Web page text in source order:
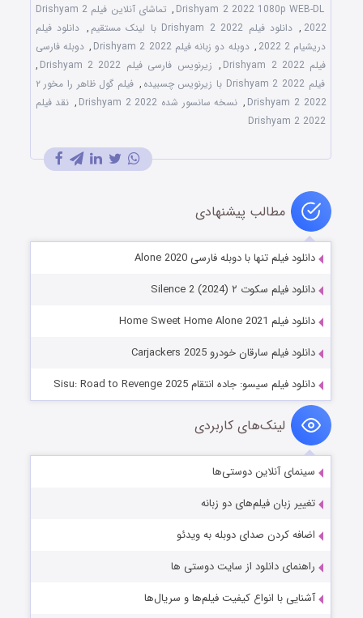
Drishyam 2 2022 1080p WEB-DL
,
تماشای آنلاین فیلم Drishyam 2
2022
, دانلود فیلم Drishyam 2 2022 با لینک مستقیم , دانلود فیلم
دریشیام 2 2022
, دوبله دو زبانه فیلم Drishyam 2 2022 , دوبله فارسی
فیلم Drishyam 2 2022
, زیرنویس فارسی فیلم Drishyam 2 2022
,
فیلم Drishyam 2 2022 با زیرنویس چسبیده
,
فیلم گول ظاهر را مخور ۲
Drishyam 2 2022
, نسخه سانسور شده Drishyam 2 2022 , نقد فیلم
Drishyam 2 2022
مطالب پیشنهادی
دانلود فیلم تنها با دوبله فارسی Alone 2020
دانلود فیلم سکوت ۲ Silence 2 (2024)
دانلود فیلم Home Sweet Home Alone 2021
دانلود فیلم سارقان خودرو Carjackers 2025
دانلود فیلم سیسو: جاده انتقام Sisu: Road to Revenge 2025
لینک‌های کاربردی
سینمای آنلاین دوستی‌ها
تغییر زبان فیلم‌های دو زبانه
اضافه کردن صدای دوبله به ویدئو
راهنمای دانلود از سایت دوستی ها
آشنایی با انواع کیفیت فیلم‌ها و سریال‌ها